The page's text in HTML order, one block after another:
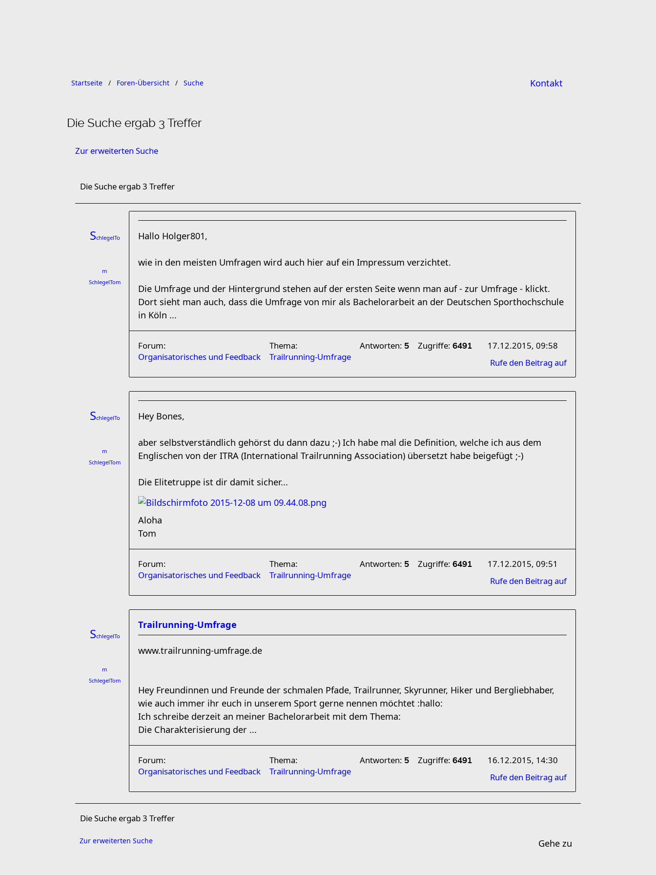
Kontakt
Startseite Foren-Übersicht Suche
Die Suche ergab 3 Treffer
Zur erweiterten Suche
Die Suche ergab 3 Treffer
SchlegelTo
m
SchlegelTom
Hallo Holger801,
wie in den meisten Umfragen wird auch hier auf ein Impressum verzichtet.
Die Umfrage und der Hintergrund stehen auf der ersten Seite wenn man auf - zur Umfrage - klickt.
Dort sieht man auch, dass die Umfrage von mir als Bachelorarbeit an der Deutschen Sporthochschule
in Köln ...
Forum:
Organisatorisches und Feedback
Thema:
Trailrunning-Umfrage
Antworten: 5 Zugriffe: 6491
17.12.2015, 09:58
Rufe den Beitrag auf
SchlegelTo
m
SchlegelTom
Hey Bones,
aber selbstverständlich gehörst du dann dazu ;-) Ich habe mal die Definition, welche ich aus dem
Englischen von der ITRA (International Trailrunning Association) übersetzt habe beigefügt ;-)
Die Elitetruppe ist dir damit sicher...
Aloha
Tom
Forum:
Organisatorisches und Feedback
Thema:
Trailrunning-Umfrage
Antworten: 5 Zugriffe: 6491
17.12.2015, 09:51
Rufe den Beitrag auf
SchlegelTo
m
SchlegelTom
Trailrunning-Umfrage
www.trailrunning-umfrage.de
Hey Freundinnen und Freunde der schmalen Pfade, Trailrunner, Skyrunner, Hiker und Bergliebhaber,
wie auch immer ihr euch in unserem Sport gerne nennen möchtet :hallo:
Ich schreibe derzeit an meiner Bachelorarbeit mit dem Thema:
Die Charakterisierung der ...
Forum:
Organisatorisches und Feedback
Thema:
Trailrunning-Umfrage
Antworten: 5 Zugriffe: 6491
16.12.2015, 14:30
Rufe den Beitrag auf
Die Suche ergab 3 Treffer
Zur erweiterten Suche Gehe zu